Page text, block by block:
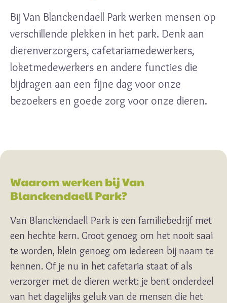
Bij Van Blanckendaell Park werken mensen op
verschillende plekken in het park. Denk aan
dierenverzorgers, cafetariamedewerkers,
loketmedewerkers en andere functies die
bijdragen aan een fijne dag voor onze
bezoekers en goede zorg voor onze dieren.
Waarom werken bij Van
Blanckendaell Park?
Van Blanckendaell Park is een familiebedrijf met
een hechte kern. Groot genoeg om het nooit saai
te worden, klein genoeg om iedereen bij naam te
kennen. Of je nu in het cafetaria staat of als
verzorger met de dieren werkt: je bent onderdeel
van het dagelijks geluk van de mensen die het